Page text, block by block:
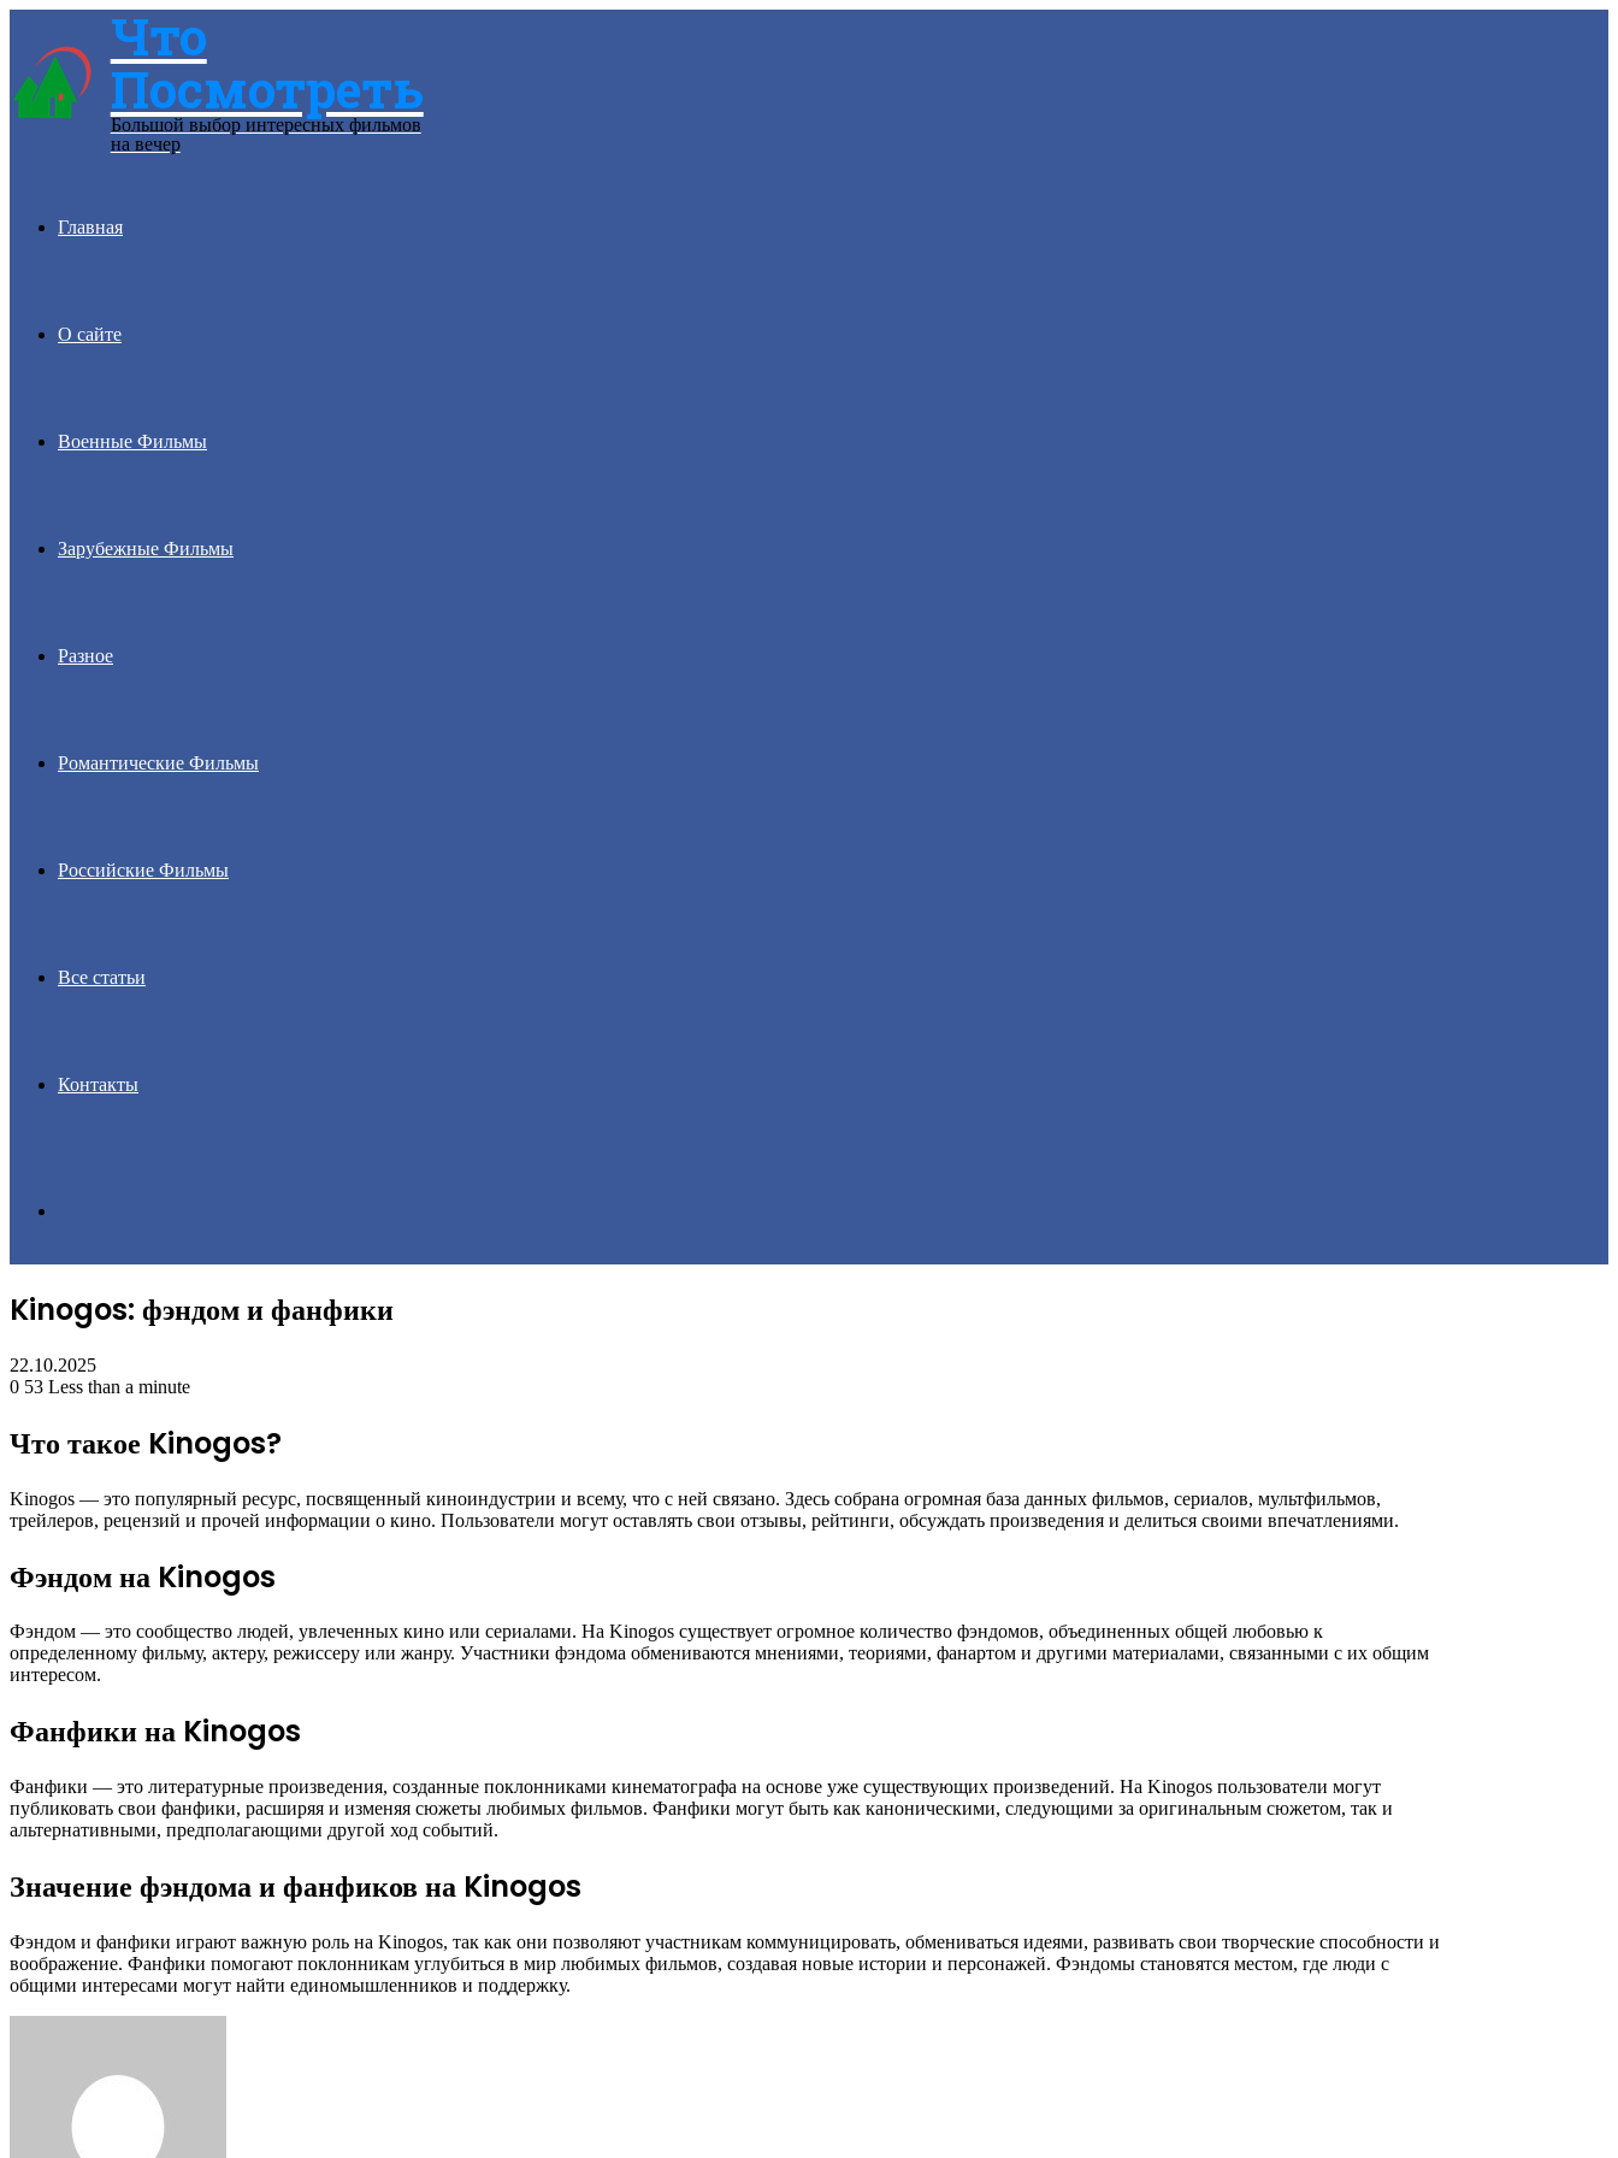
Menu
Что
Посмотреть
Большой выбор интересных фильмов
на вечер
Главная
О сайте
Военные Фильмы
Зарубежные Фильмы
Разное
Романтические Фильмы
Российские Фильмы
Все статьи
Контакты
for
Kinogos: фэндом и фанфики
22.10.2025
0 53 Less than a minute
Что такое Kinogos?
Kinogos — это популярный ресурс, посвященный киноиндустрии и всему, что с ней связано. Здесь собрана огромная база данных фильмов, сериалов, мультфильмов,
трейлеров, рецензий и прочей информации о кино. Пользователи могут оставлять свои отзывы, рейтинги, обсуждать произведения и делиться своими впечатлениями.
Фэндом на Kinogos
Фэндом — это сообщество людей, увлеченных кино или сериалами. На Kinogos существует огромное количество фэндомов, объединенных общей любовью к
определенному фильму, актеру, режиссеру или жанру. Участники фэндома обмениваются мнениями, теориями, фанартом и другими материалами, связанными с их общим
интересом.
Фанфики на Kinogos
Фанфики — это литературные произведения, созданные поклонниками кинематографа на основе уже существующих произведений. На Kinogos пользователи могут
публиковать свои фанфики, расширяя и изменяя сюжеты любимых фильмов. Фанфики могут быть как каноническими, следующими за оригинальным сюжетом, так и
альтернативными, предполагающими другой ход событий.
Значение фэндома и фанфиков на Kinogos
Фэндом и фанфики играют важную роль на Kinogos, так как они позволяют участникам коммуницировать, обмениваться идеями, развивать свои творческие способности и
воображение. Фанфики помогают поклонникам углубиться в мир любимых фильмов, создавая новые истории и персонажей. Фэндомы становятся местом, где люди с
общими интересами могут найти единомышленников и поддержку.